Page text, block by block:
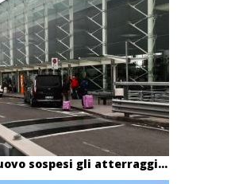
sospesi gli atterraggi...